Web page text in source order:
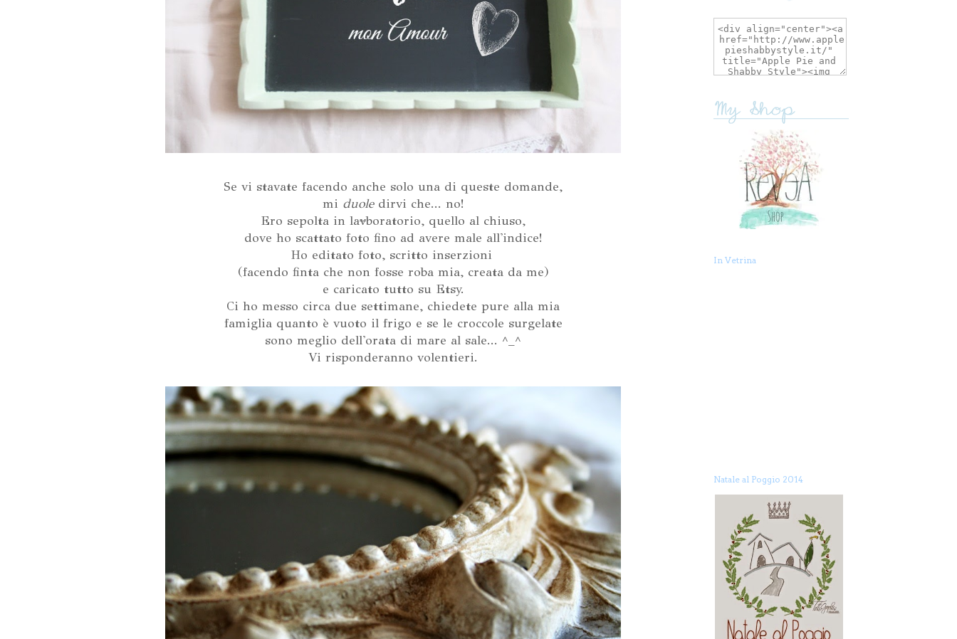
Se vi stavate facendo anche solo una di queste domande,
mi duole dirvi che... no!
Ero sepolta in lavboratorio, quello al chiuso,
dove ho scattato foto fino ad avere male all'indice!
Ho editato foto, scritto inserzioni
(facendo finta che non fosse roba mia, creata da me)
e caricato tutto su Etsy.
Ci ho messo circa due settimane, chiedete pure alla mia
famiglia quanto è vuoto il frigo e se le croccole surgelate
sono meglio dell'orata di mare al sale... ^_^
Vi risponderanno volentieri.
In Vetrina
Natale al Poggio 2014